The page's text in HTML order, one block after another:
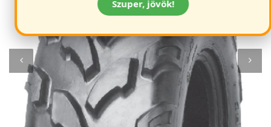
Szuper, jövök!